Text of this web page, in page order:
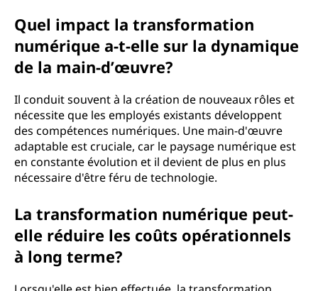
Quel impact la transformation
numérique a-t-elle sur la dynamique
de la main-d’œuvre?
Il conduit souvent à la création de nouveaux rôles et
nécessite que les employés existants développent
des compétences numériques. Une main-d'œuvre
adaptable est cruciale, car le paysage numérique est
en constante évolution et il devient de plus en plus
nécessaire d'être féru de technologie.
La transformation numérique peut-
elle réduire les coûts opérationnels
à long terme?